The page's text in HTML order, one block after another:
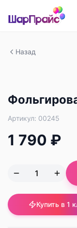
Назад
Артикул: 00245
1 790 ₽
Купить в 1